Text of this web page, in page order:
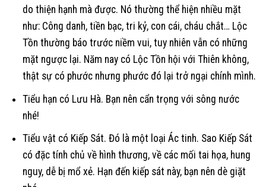
do thiện hạnh mà được. Nó thường thể hiện nhiều mặt
như: Công danh, tiền bạc, tri kỷ, con cái, cháu chắt… Lộc
Tồn thường báo trước niềm vui, tuy nhiên vẫn có những
mặt ngược lại. Năm nay có Lộc Tồn hội với Thiên không,
thật sự có phước nhưng phước đó lại trở ngại chính mình.
Tiểu hạn có Lưu Hà. Bạn nên cẩn trọng với sông nước
nhé!
Tiểu vật có Kiếp Sát. Đó là một loại Ác tinh. Sao Kiếp Sát
có đặc tính chủ về hình thương, về các mối tai họa, hung
nguy, dễ bị mổ xẻ. Hạn đến kiếp sát này, bạn nên dè giặt